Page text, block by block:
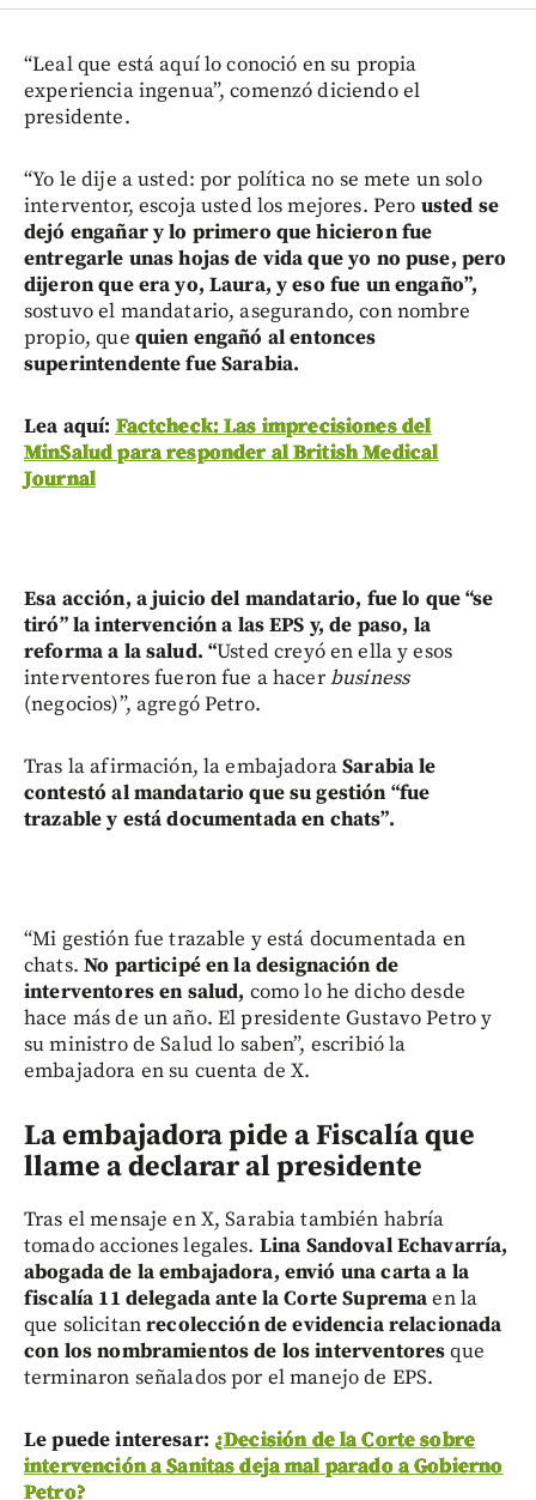
“Leal que está aquí lo conoció en su propia
experiencia ingenua”, comenzó diciendo el
presidente.
“Yo le dije a usted: por política no se mete un solo
interventor, escoja usted los mejores. Pero usted se
dejó engañar y lo primero que hicieron fue
entregarle unas hojas de vida que yo no puse, pero
dijeron que era yo, Laura, y eso fue un engaño”,
sostuvo el mandatario, asegurando, con nombre
propio, que quien engañó al entonces
superintendente fue Sarabia.
Lea aquí: Factcheck: Las imprecisiones del
MinSalud para responder al British Medical
Journal
Esa acción, a juicio del mandatario, fue lo que “se
tiró” la intervención a las EPS y, de paso, la
reforma a la salud. “Usted creyó en ella y esos
interventores fueron fue a hacerbusiness
(negocios)”, agregó Petro.
Tras la afirmación, la embajadoraSarabia le
contestó al mandatario que su gestión “fue
trazable y está documentada en chats”.
“Mi gestión fue trazable y está documentada en
chats. No participé en la designación de
interventores en salud, como lo he dicho desde
hace más de un año. El presidente Gustavo Petro y
su ministro de Salud lo saben”, escribió la
embajadora en su cuenta de X.
La embajadora pide a Fiscalía que
llame a declarar al presidente
Tras el mensaje en X, Sarabia también habría
tomado acciones legales. Lina Sandoval Echavarría,
abogada de la embajadora, envió una carta a la
fiscalía 11 delegada ante la Corte Supremaen la
que solicitanrecolección de evidencia relacionada
con los nombramientos de los interventoresque
terminaron señalados por el manejo de EPS.
Le puede interesar: ¿Decisión de la Corte sobre
intervención a Sanitas deja mal parado a Gobierno
Petro?